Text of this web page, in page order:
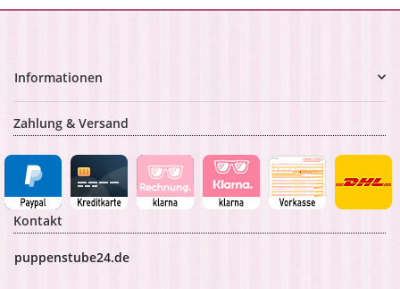
Informationen
Zahlung & Versand
Kontakt
puppenstube24.de